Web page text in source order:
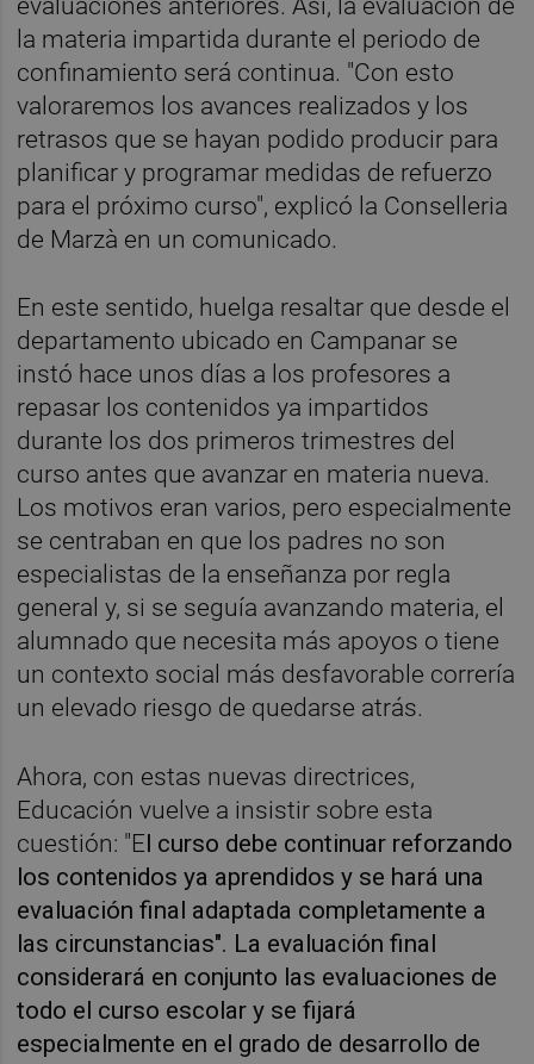
evaluaciones anteriores. Así, la evaluación de
la materia impartida durante el periodo de
confinamiento será continua. "Con esto
valoraremos los avances realizados y los
retrasos que se hayan podido producir para
planificar y programar medidas de refuerzo
para el próximo curso", explicó la Conselleria
de Marzà en un comunicado.
En este sentido, huelga resaltar que desde el
departamento ubicado en Campanar se
instó hace unos días a los profesores a
repasar los contenidos ya impartidos
durante los dos primeros trimestres del
curso antes que avanzar en materia nueva.
Los motivos eran varios, pero especialmente
se centraban en que los padres no son
especialistas de la enseñanza por regla
general y, si se seguía avanzando materia, el
alumnado que necesita más apoyos o tiene
un contexto social más desfavorable correría
un elevado riesgo de quedarse atrás.
Ahora, con estas nuevas directrices,
Educación vuelve a insistir sobre esta
cuestión: "El curso debe continuar reforzando
los contenidos ya aprendidos y se hará una
evaluación final adaptada completamente a
las circunstancias". La evaluación final
considerará en conjunto las evaluaciones de
todo el curso escolar y se fijará
especialmente en el grado de desarrollo de